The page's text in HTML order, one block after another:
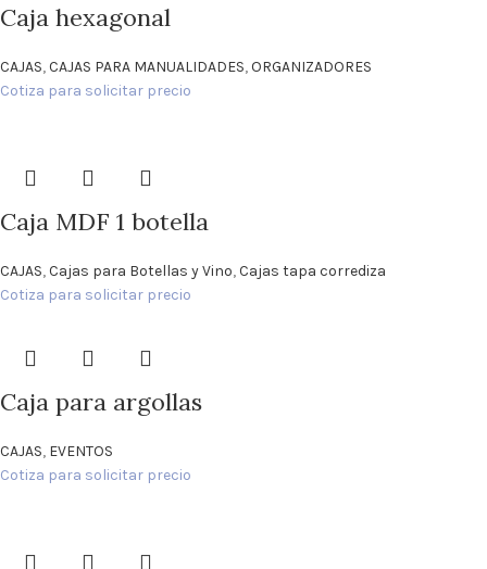
Caja hexagonal
CAJAS,CAJAS PARA MANUALIDADES,ORGANIZADORES
Cotiza para solicitar precio
Caja MDF 1 botella
CAJAS,Cajas para Botellas y Vino,Cajas tapa corrediza
Cotiza para solicitar precio
Caja para argollas
CAJAS, EVENTOS
Cotiza para solicitar precio